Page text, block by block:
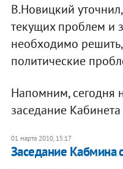
В.Новицкий
текущих проблем и
необходимо
политические
Напомним, сегодня
заседание
01 марта 2010, 15:17
Заседание Кабмина